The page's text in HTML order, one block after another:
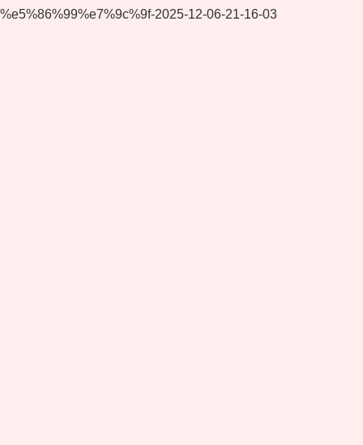
%e5%86%99%e7%9c%9f-2025-12-06-21-16-03